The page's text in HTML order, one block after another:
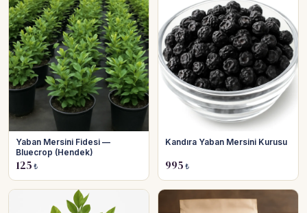
Yaban Mersini Fidesi —
Bluecrop (Hendek)
125 ₺
Kandıra Yaban Mersini Kurusu
995 ₺